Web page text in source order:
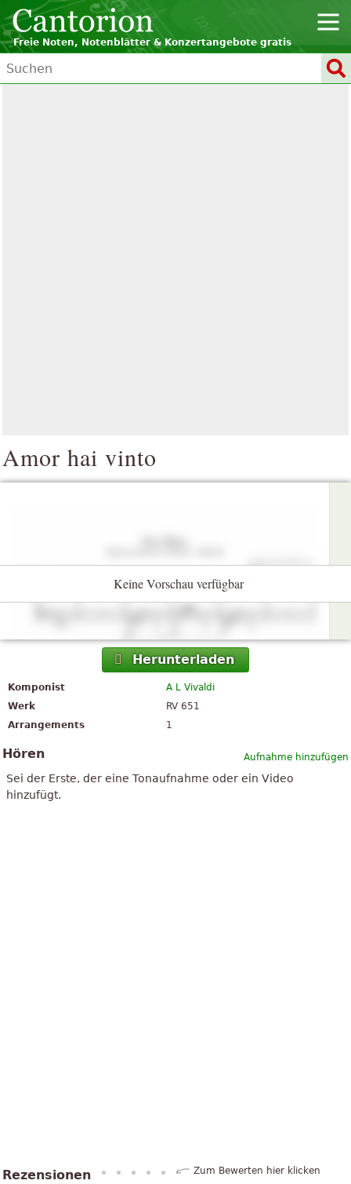
Freie Noten, Notenblätter & Konzertangebote gratis
Amor hai vinto
Keine Vorschau verfügbar
Herunterladen
Komponist
A L Vivaldi
Werk
RV 651
Arrangements
1
Aufnahme hinzufügen
Hören
Sei der Erste, der eine Tonaufnahme oder ein Video
hinzufügt.
Rezensionen Zum Bewerten hier klicken